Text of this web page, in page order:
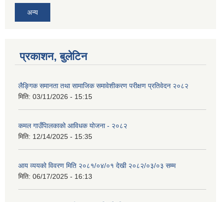
अन्य
प्रकाशन, बुलेटिन
लैङ्गिक समानता तथा सामाजिक समावेशीकरण परीक्षण प्रतिवेदन २०८२
मिति: 03/11/2026 - 15:15
कमल गाउँपािलकाको आविधक योजना - २०८२
मिति: 12/14/2025 - 15:35
आय व्ययको विवरण मिति २०८१/०४/०१ देखी २०८२/०३/०३ सम्म
मिति: 06/17/2025 - 16:13